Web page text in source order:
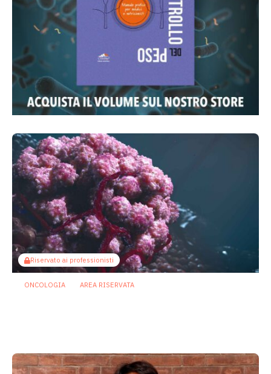
Riservato ai professionisti
ONCOLOGIA AREA RISERVATA